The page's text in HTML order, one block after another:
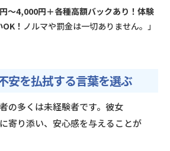
〜4,000円＋各種高額バックあり！体験
！ ノルマや罰金は一切ありません。」
安を払拭する言葉を選ぶ
の多くは未経験者です。彼女
寄り添い、安心感を与えることが